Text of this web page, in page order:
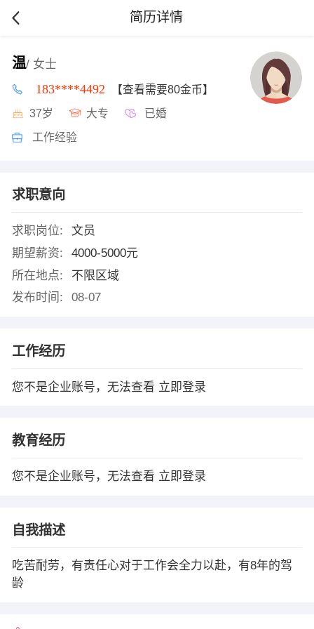
简历详情
温/ 女士
183****4492 【查看需要80金币】
37岁 大专 已婚
工作经验
求职意向
求职岗位:
文员
期望薪资:
4000-5000元
所在地点:
不限区域
发布时间:
08-07
工作经历
您不是企业账号，无法查看 立即登录
教育经历
您不是企业账号，无法查看 立即登录
自我描述
吃苦耐劳，有责任心对于工作会全力以赴，有8年的驾
龄